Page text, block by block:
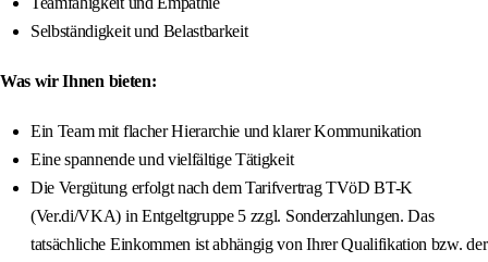
Selbständigkeit und Belastbarkeit
Was wir Ihnen bieten:
Ein Team mit flacher Hierarchie und klarer Kommunikation
Eine spannende und vielfältige Tätigkeit
Die Vergütung erfolgt nach dem Tarifvertrag TVöD BT-K
(Ver.di/VKA) in Entgeltgruppe 5 zzgl. Sonderzahlungen. Das
tatsächliche Einkommen ist abhängig von Ihrer Qualifikation bzw. der